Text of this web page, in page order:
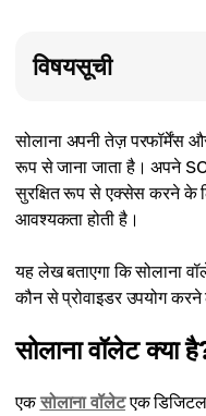
विषयसूची
सोलाना अपनी तेज़ परफॉर्मेंस
रूप से जाना जाता है। अपने
सुरक्षित रूप से एक्सेस करने के
आवश्यकता होती है।
यह लेख बताएगा कि सोलाना
कौन से प्रोवाइडर उपयोग
सोलाना वॉलेट क्या
एकसोलाना वॉलेटएक